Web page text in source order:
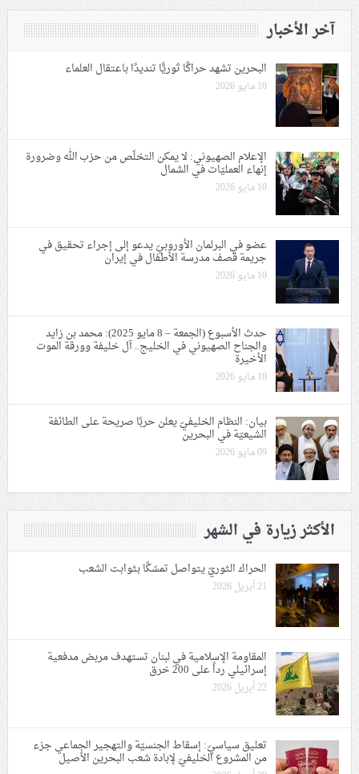
آخر الأخبار
البحرين تشهد حراكًا ثوريًّا تنديدًا باعتقال العلماء
10 مايو 2026
الإعلام الصهيوني: لا يمكن التخلّص من حزب الله وضرورة
إنهاء العمليّات في الشمال
10 مايو 2026
عضو في البرلمان الأوروبيّ يدعو إلى إجراء تحقيق في
جريمة قصف مدرسة الأطفال في إيران
10 مايو 2026
حدث الأسبوع (الجمعة – 8 مايو 2025): محمد بن زايد
والجناح الصهيوني في الخليج.. آل خليفة وورقة الموت
الأخيرة
10 مايو 2026
بيان: النظام الخليفيّ يعلن حربًا صريحة على الطائفة
الشيعيّة في البحرين
09 مايو 2026
الأكثر زيارة في الشهر
الحراك الثوريّ يتواصل تمسّكًا بثوابت الشعب
21 أبريل 2026
المقاومة الإسلامية في لبنان تستهدف مربض مدفعية
إسرائيلي رداً على 200 خرق
22 أبريل 2026
تعليق سياسيّ: إسقاط الجنسيّة والتهجير الجماعي جزء
من المشروع الخليفيّ لإبادة شعب البحرين الأصيل